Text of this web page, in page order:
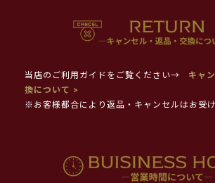
当店のご利用ガイドをご覧ください→
キャ
換について >
※お客様都合により返品・キャンセルはお受け